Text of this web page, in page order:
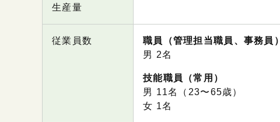
生産量
従業員数
職員（管理担当職員、事務員）
男 2名
技能職員（常用）
男 11名（23〜65歳）
⼥ 1名